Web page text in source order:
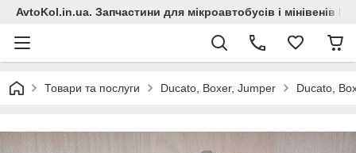
AvtoKol.in.ua. Запчастини для мікроавтобусів і мінівенів
Товари та послуги Ducato, Boxer, Jumper Ducato,